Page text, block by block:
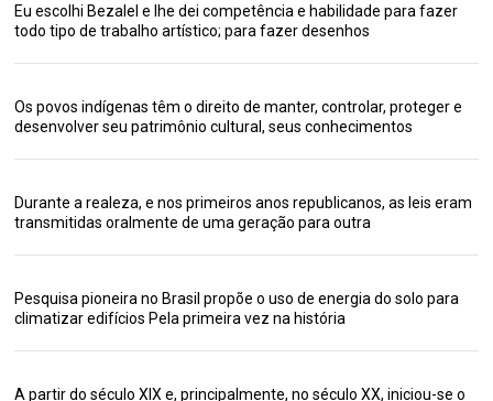
Eu escolhi Bezalel e lhe dei competência e habilidade para fazer
todo tipo de trabalho artístico; para fazer desenhos
Os povos indígenas têm o direito de manter, controlar, proteger e
desenvolver seu patrimônio cultural, seus conhecimentos
Durante a realeza, e nos primeiros anos republicanos, as leis eram
transmitidas oralmente de uma geração para outra
Pesquisa pioneira no Brasil propõe o uso de energia do solo para
climatizar edifícios Pela primeira vez na história
A partir do século XIX e, principalmente, no século XX, iniciou-se o